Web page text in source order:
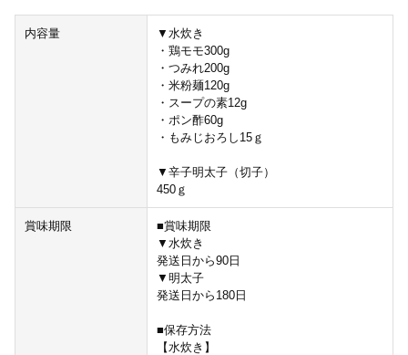
内容量
▼水炊き
・鶏モモ300g
・つみれ200g
・米粉麺120g
・スープの素12g
・ポン酢60g
・もみじおろし15ｇ
▼辛子明太子（切子）
450ｇ
賞味期限
■賞味期限
▼水炊き
発送日から90日
▼明太子
発送日から180日
■保存方法
【水炊き】